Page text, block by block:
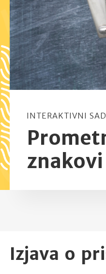
INTERAKTIVNI
znakovi
Izjava o